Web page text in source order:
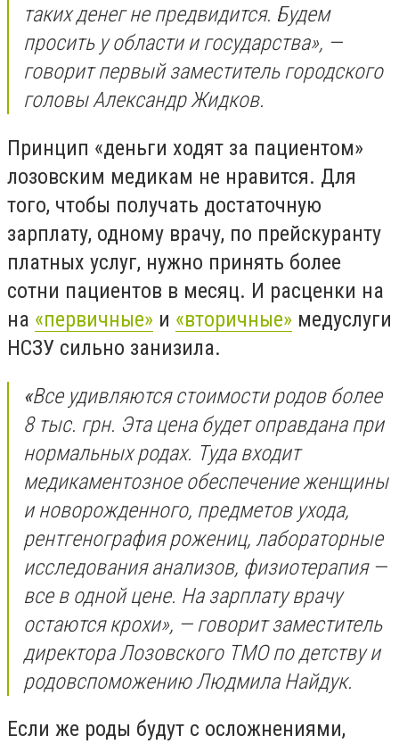
таких денег не предвидится. Будем
просить у области и государства», —
говорит первый заместитель городского
головы Александр Жидков.
Принцип «деньги ходят за пациентом»
лозовским медикам не нравится. Для
того, чтобы получать достаточную
зарплату, одному врачу, по прейскуранту
платных услуг, нужно принять более
сотни пациентов в месяц. И расценки на
на «первичные» и «вторичные» медуслуги
НСЗУ сильно занизила.
«Все удивляются стоимости родов более
8 тыс. грн. Эта цена будет оправдана при
нормальных родах. Туда входит
медикаментозное обеспечение женщины
и новорожденного, предметов ухода,
рентгенография рожениц, лабораторные
исследования анализов, физиотерапия —
все в одной цене. На зарплату врачу
остаются крохи», — говорит заместитель
директора Лозовского ТМО по детству и
родовспоможению Людмила Найдук.
Если же роды будут с осложнениями,